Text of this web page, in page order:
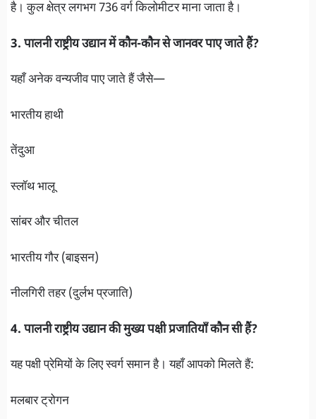
है। कुल क्षेत्र लगभग 736 वर्ग किलोमीटर माना जाता है।
3. पालनी राष्ट्रीय उद्यान में कौन-कौन से जानवर पाए जाते हैं?
यहाँ अनेक वन्यजीव पाए जाते हैं जैसे—
भारतीय हाथी
तेंदुआ
स्लॉथ भालू
सांबर और चीतल
भारतीय गौर (बाइसन)
नीलगिरी तहर (दुर्लभ प्रजाति)
4. पालनी राष्ट्रीय उद्यान की मुख्य पक्षी प्रजातियाँ कौन सी हैं?
यह पक्षी प्रेमियों के लिए स्वर्ग समान है। यहाँ आपको मिलते हैं:
मलबार ट्रोगन